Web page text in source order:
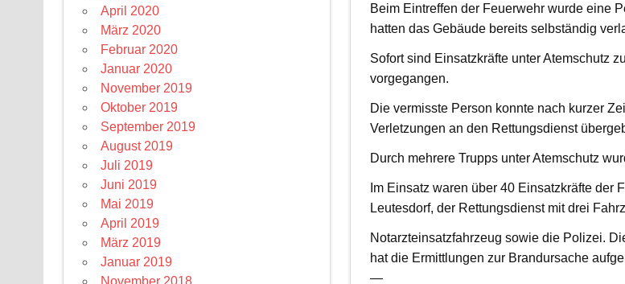
Beim Eintreffen der Feuerwehr wurde eine
hatten das Gebäude bereits selbständig
Sofort sind Einsatzkräfte unter Atemschutz
vorgegangen.
Die vermisste Person konnte nach kurzer
Verletzungen an den Rettungsdienst
Durch mehrere Trupps unter Atemschutz
Im Einsatz waren über 40 Einsatzkräfte
Leutesdorf, der Rettungsdienst mit drei
Notarzteinsatzfahrzeug sowie die Polizei.
hat die Ermittlungen zur Brandursache
—
April 2020
März 2020
Februar 2020
Januar 2020
November 2019
Oktober 2019
September 2019
August 2019
Juli 2019
Juni 2019
Mai 2019
April 2019
März 2019
Januar 2019